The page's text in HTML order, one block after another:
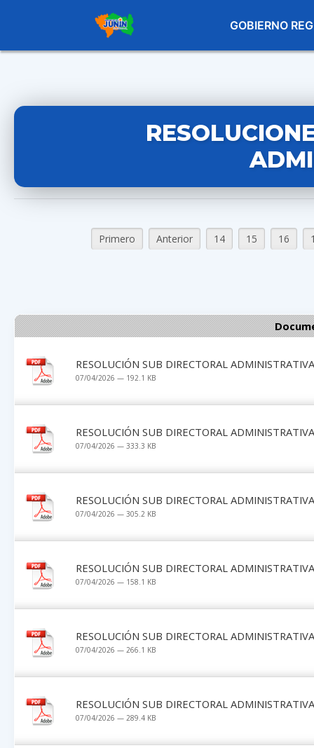
GOBIERNO
Primero Anterior 14 15 16
RESOLUCIÓN SUB DIRECTORAL
07/04/2026 — 192.1 KB
RESOLUCIÓN SUB DIRECTORAL
07/04/2026 — 333.3 KB
RESOLUCIÓN SUB DIRECTORAL
07/04/2026 — 305.2 KB
RESOLUCIÓN SUB DIRECTORAL
07/04/2026 — 158.1 KB
RESOLUCIÓN SUB DIRECTORAL
07/04/2026 — 266.1 KB
RESOLUCIÓN SUB DIRECTORAL
07/04/2026 — 289.4 KB